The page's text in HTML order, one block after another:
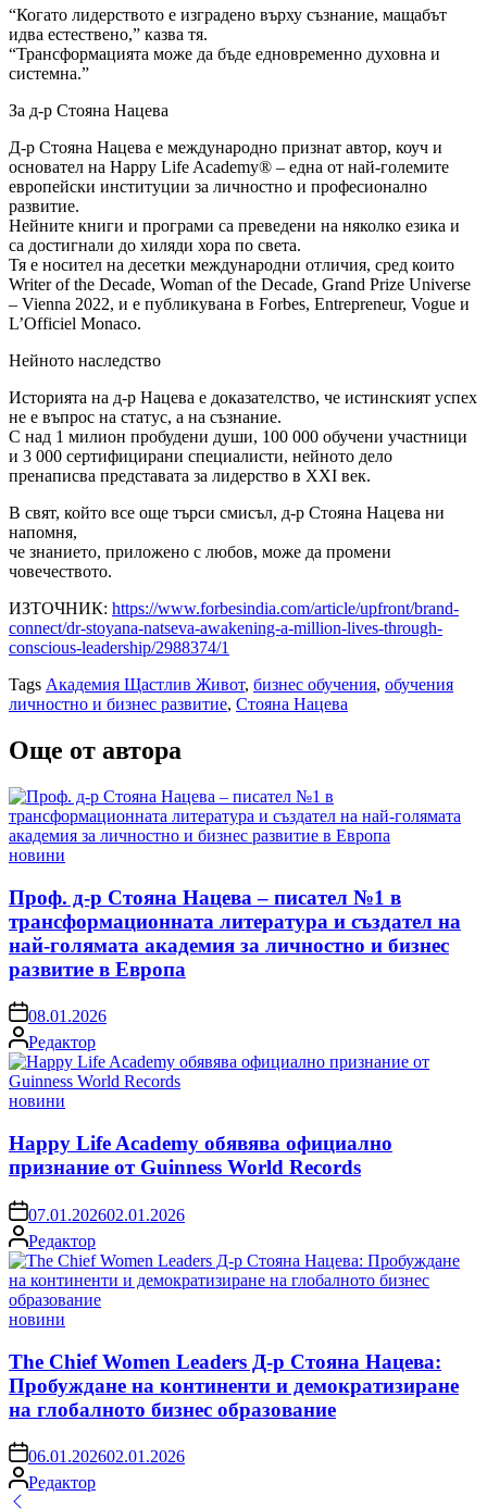
“Когато лидерството е изградено върху съзнание, мащабът
идва естествено,” казва тя.
“Трансформацията може да бъде едновременно духовна и
системна.”
За д-р Стояна Нацева
Д-р Стояна Нацева е международно признат автор, коуч и
основател на Happy Life Academy® – една от най-големите
европейски институции за личностно и професионално
развитие.
Нейните книги и програми са преведени на няколко езика и
са достигнали до хиляди хора по света.
Тя е носител на десетки международни отличия, сред които
Writer of the Decade, Woman of the Decade, Grand Prize Universe
– Vienna 2022, и е публикувана в Forbes, Entrepreneur, Vogue и
L’Officiel Monaco.
Нейното наследство
Историята на д-р Нацева е доказателство, че истинският успех
не е въпрос на статус, а на съзнание.
С над 1 милион пробудени души, 100 000 обучени участници
и 3 000 сертифицирани специалисти, нейното дело
пренаписва представата за лидерство в XXI век.
В свят, който все още търси смисъл, д-р Стояна Нацева ни
напомня,
че знанието, приложено с любов, може да промени
човечеството.
ИЗТОЧНИК: https://www.forbesindia.com/article/upfront/brand-
connect/dr-stoyana-natseva-awakening-a-million-lives-through-
conscious-leadership/2988374/1
Tags Академия Щастлив Живот, бизнес обучения, обучения
личностно и бизнес развитие, Стояна Нацева
Още от автора
Posted
новини
Проф. д-р Стояна Нацева – писател №1 в
трансформационната литература и създател на
най-голямата академия за личностно и бизнес
развитие в Европа
on08.01.2026
Posted
by
Редактор
Posted
новини
Happy Life Academy обявява официално
признание от Guinness World Records
on07.01.202602.01.2026
Posted
by
Редактор
Posted
новини
The Chief Women Leaders Д-р Стояна Нацева:
Пробуждане на континенти и демократизиране
на глобалното бизнес образование
on06.01.202602.01.2026
Posted
by
Редактор